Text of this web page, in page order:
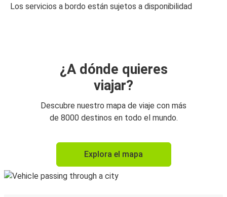
Los servicios a bordo están sujetos a disponibilidad
¿A dónde quieres
viajar?
Descubre nuestro mapa de viaje con más
de 8000 destinos en todo el mundo.
Explora el mapa